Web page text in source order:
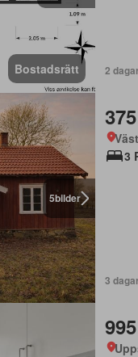
Bostadsrätt 2
5bilder
3
3